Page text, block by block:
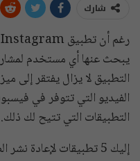
شارك
يبحث عنها أي مستخدم
التطبيق لا يزال يفتقر إلى
الفيديو التي تتوفر في
التطبيقات التي تتيح لك ذلك.
إليك 5 تطبيقات لإعادة نشر الصور والفيديو في إنستاغرام: